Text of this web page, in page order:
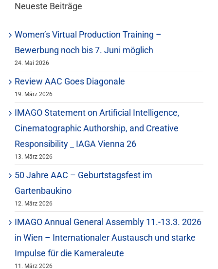
Neueste Beiträge
Women’s Virtual Production Training –
Bewerbung noch bis 7. Juni möglich
24. Mai 2026
Review AAC Goes Diagonale
19. März 2026
IMAGO Statement on Artificial Intelligence,
Cinematographic Authorship, and Creative
Responsibility _ IAGA Vienna 26
13. März 2026
50 Jahre AAC – Geburtstagsfest im
Gartenbaukino
12. März 2026
IMAGO Annual General Assembly 11.-13.3. 2026
in Wien – Internationaler Austausch und starke
Impulse für die Kameraleute
11. März 2026